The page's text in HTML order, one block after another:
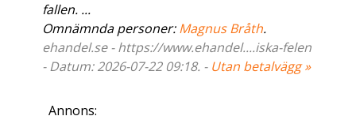
fallen. ...
Omnämnda personer:Magnus Bråth.
ehandel.se - https://www.ehandel....iska-felen
- Datum: 2026-07-22 09:18. - Utan betalvägg »
Annons: